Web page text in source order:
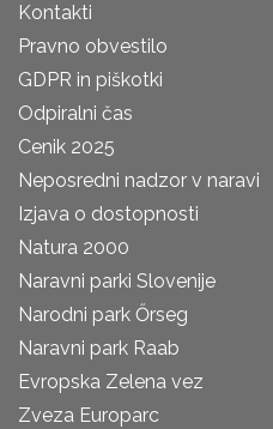
Kontakti
Pravno obvestilo
GDPR in piškotki
Odpiralni čas
Cenik 2025
Neposredni nadzor v naravi
Izjava o dostopnosti
Natura 2000
Naravni parki Slovenije
Narodni park Őrseg
Naravni park Raab
Evropska Zelena vez
Zveza Europarc